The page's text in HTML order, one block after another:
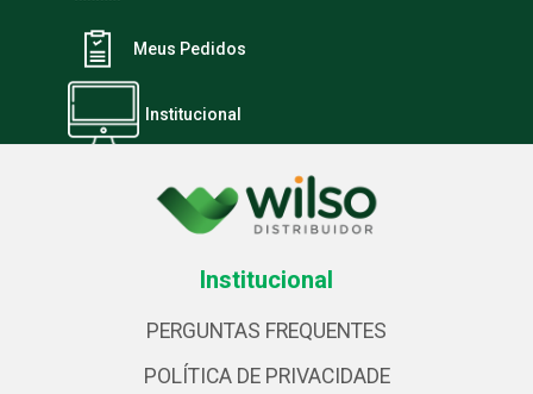
Meus Pedidos
Institucional
Institucional
PERGUNTAS FREQUENTES
POLÍTICA DE PRIVACIDADE